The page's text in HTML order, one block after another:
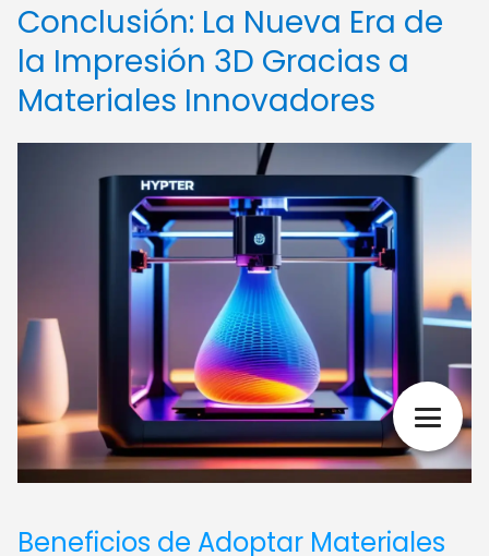
Conclusión: La Nueva Era de
la Impresión 3D Gracias a
Materiales Innovadores
Beneficios de Adoptar Materiales